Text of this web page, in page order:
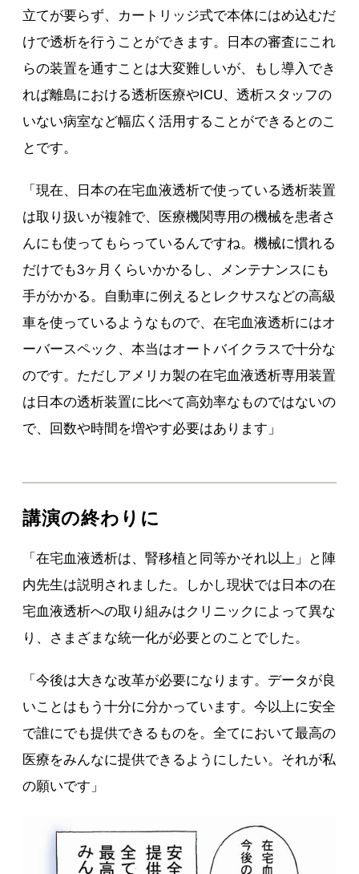
立てが要らず、カートリッジ式で本体にはめ込むだ
けで透析を行うことができます。日本の審査にこれ
らの装置を通すことは大変難しいが、もし導入でき
れば離島における透析医療やICU、透析スタッフの
いない病室など幅広く活用することができるとのこ
とです。
「現在、日本の在宅血液透析で使っている透析装置
は取り扱いが複雑で、医療機関専用の機械を患者さ
んにも使ってもらっているんですね。機械に慣れる
だけでも3ヶ月くらいかかるし、メンテナンスにも
手がかかる。自動車に例えるとレクサスなどの高級
車を使っているようなもので、在宅血液透析にはオ
ーバースペック、本当はオートバイクラスで十分な
のです。ただしアメリカ製の在宅血液透析専用装置
は日本の透析装置に比べて高効率なものではないの
で、回数や時間を増やす必要はあります」
講演の終わりに
「在宅血液透析は、腎移植と同等かそれ以上」と陣
内先生は説明されました。しかし現状では日本の在
宅血液透析への取り組みはクリニックによって異な
り、さまざまな統一化が必要とのことでした。
「今後は大きな改革が必要になります。データが良
いことはもう十分に分かっています。今以上に安全
で誰にでも提供できるものを。全てにおいて最高の
医療をみんなに提供できるようにしたい。それが私
の願いです」